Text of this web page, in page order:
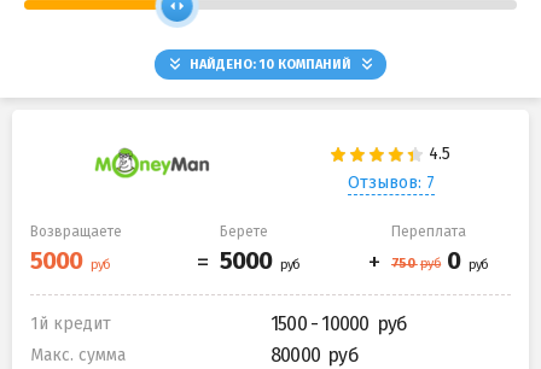
НАЙДЕНО:10 КОМПАНИЙ
Отзывов: 7
Возвращаете Берете Переплата
1й кредит 1500 - 10000
Макс. сумма 80000